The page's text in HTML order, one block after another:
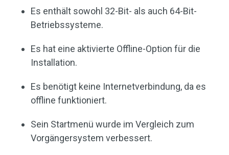
Es enthält sowohl 32-Bit- als auch 64-Bit-
Betriebssysteme.
Es hat eine aktivierte Offline-Option für die
Installation.
Es benötigt keine Internetverbindung, da es
offline funktioniert.
Sein Startmenü wurde im Vergleich zum
Vorgängersystem verbessert.